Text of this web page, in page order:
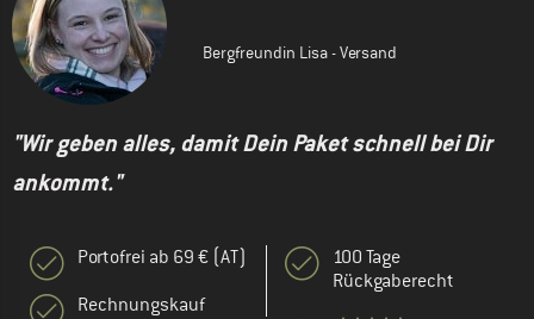
Bergfreundin Lisa - Versand
"Wir geben alles, damit Dein Paket schnell bei Dir
ankommt."
Portofrei ab 69 € (AT)
Rechnungskauf
100 Tage
Rückgaberecht